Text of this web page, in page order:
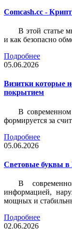
Comcash.cc -
В этой статье
и как безопасно
Подробнее
05.06.2026
Визитки которые
покрытием
В современном
формируется за
Подробнее
05.06.2026
Световые буквы в
В
информацией,
мощных и
Подробнее
02.06.2026